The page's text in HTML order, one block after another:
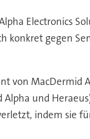
Electronics
gegen
von
und
indem sie